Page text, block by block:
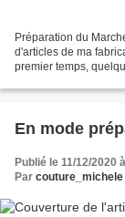
Préparation du
d'articles de ma
premier temps,
En mode
Publié le 11/12/2020
Par couture_michele